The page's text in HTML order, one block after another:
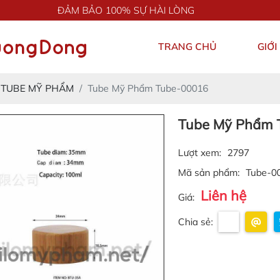
ĐẢM BẢO 100% SỰ HÀI LÒNG
TRANG CHỦ GIỚI
TUBE MỸ PHẨM Tube Mỹ Phẩm Tube-00016
Tube Mỹ Phẩm
Lượt xem: 2797
Mã sản phẩm: Tube-
Giá: Liên hệ
Chia sẻ: